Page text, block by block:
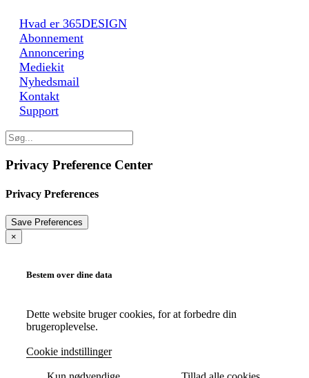
Hvad er 365DESIGN
Abonnement
Annoncering
Mediekit
Nyhedsmail
Kontakt
Support
Privacy Preference Center
Privacy Preferences
×
Bestem over dine data
Dette website bruger cookies, for at forbedre din
brugeroplevelse.
Cookie indstillinger